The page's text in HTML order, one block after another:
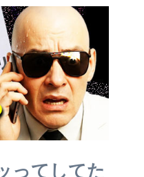
ってしてた